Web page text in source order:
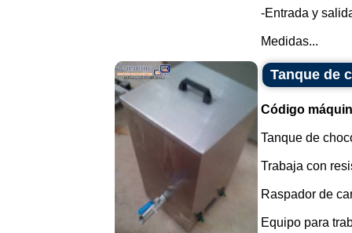
-Entrada y
Medidas...
Tanque de
Código
Tanque de
Trabaja con
Raspador de
Equipo para